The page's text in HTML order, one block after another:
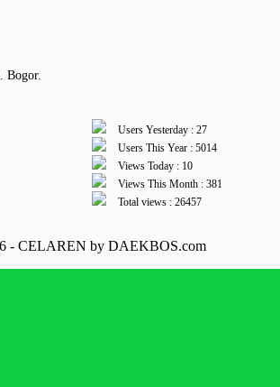
Bogor.
Users Yesterday : 27
Users This Year : 5014
Views Today : 10
Views This Month : 381
Total views : 26457
- CELAREN by DAEKBOS.com